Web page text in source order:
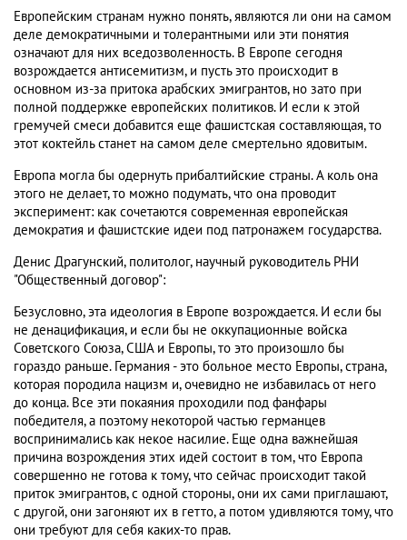
Европейским странам нужно понять, являются ли они на самом
деле демократичными и толерантными или эти понятия
означают для них вседозволенность. В Европе сегодня
возрождается антисемитизм, и пусть это происходит в
основном из-за притока арабских эмигрантов, но зато при
полной поддержке европейских политиков. И если к этой
гремучей смеси добавится еще фашистская составляющая, то
этот коктейль станет на самом деле смертельно ядовитым.
Европа могла бы одернуть прибалтийские страны. А коль она
этого не делает, то можно подумать, что она проводит
эксперимент: как сочетаются современная европейская
демократия и фашистские идеи под патронажем государства.
Денис Драгунский, политолог, научный руководитель РНИ
"Общественный договор":
Безусловно, эта идеология в Европе возрождается. И если бы
не денацификация, и если бы не оккупационные войска
Советского Союза, США и Европы, то это произошло бы
гораздо раньше. Германия - это больное место Европы, страна,
которая породила нацизм и, очевидно не избавилась от него
до конца. Все эти покаяния проходили под фанфары
победителя, а поэтому некоторой частью германцев
воспринимались как некое насилие. Еще одна важнейшая
причина возрождения этих идей состоит в том, что Европа
совершенно не готова к тому, что сейчас происходит такой
приток эмигрантов, с одной стороны, они их сами приглашают,
с другой, они загоняют их в гетто, а потом удивляются тому, что
они требуют для себя каких-то прав.